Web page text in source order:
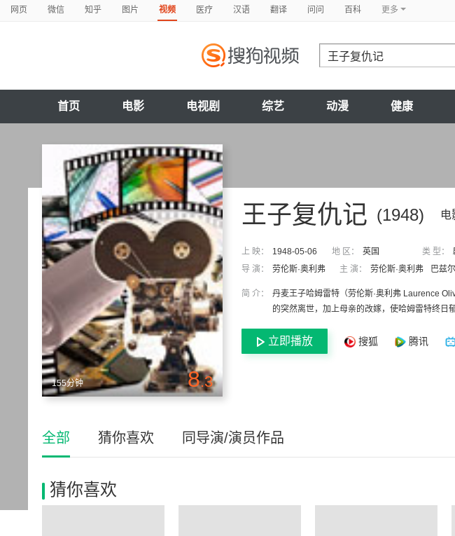
网页 微信 知乎 图片 视频 医疗 汉语 翻译 问问 百科 更多
首页 电影 电视剧 综艺 动漫 健康
155分钟 8.3
(1948) 电
王子复仇记
上 映： 1948-05-06 地 区： 英国 类 型：
导 演：
劳伦斯·奥利弗 主 演： 劳伦斯·奥利弗 巴兹
简 介：
丹麦王子哈姆雷特（劳伦斯·奥利弗 Laurence
的突然离世，加上母亲的改嫁，使哈姆雷特终日
立即播放 搜狐 腾讯
全部 猜你喜欢 同导演/演员作品
猜你喜欢